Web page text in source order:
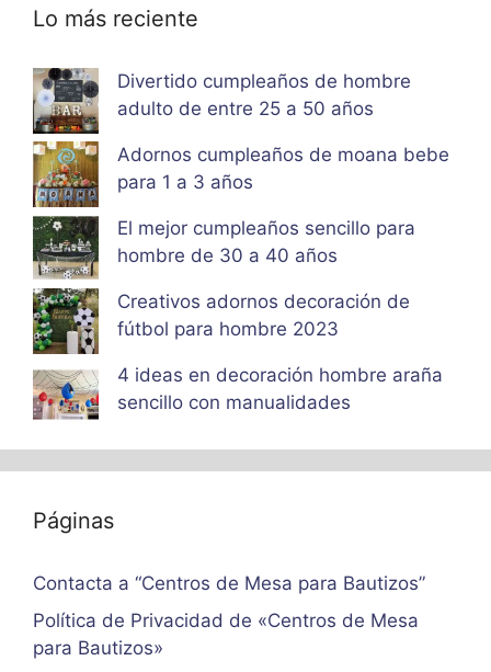
Lo más reciente
Divertido cumpleaños de hombre
adulto de entre 25 a 50 años
Adornos cumpleaños de moana bebe
para 1 a 3 años
El mejor cumpleaños sencillo para
hombre de 30 a 40 años
Creativos adornos decoración de
fútbol para hombre 2023
4 ideas en decoración hombre araña
sencillo con manualidades
Páginas
Contacta a “Centros de Mesa para Bautizos”
Política de Privacidad de «Centros de Mesa
para Bautizos»